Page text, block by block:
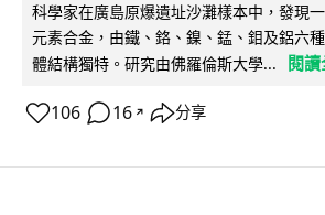
科學家在廣島原爆遺址沙灘樣本中，發現
元素合金，由鐵、鉻、鎳、錳、鉬及鋁六
體結構獨特。研究由佛羅倫斯大學...
閱
106 16 ↗ 分享